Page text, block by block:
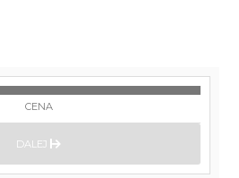
CENA
DALEJ